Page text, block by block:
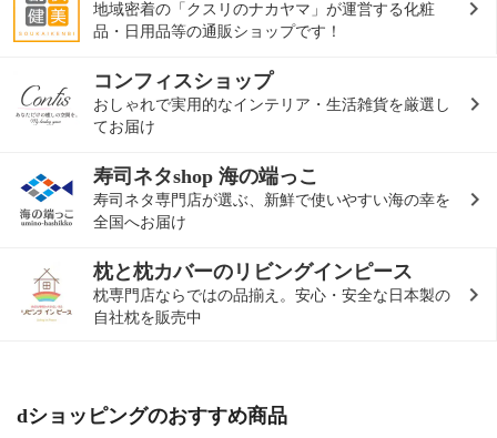
地域密着の「クスリのナカヤマ」が運営する化粧
品・日用品等の通販ショップです！
コンフィスショップ
おしゃれで実用的なインテリア・生活雑貨を厳選し
てお届け
寿司ネタshop 海の端っこ
寿司ネタ専門店が選ぶ、新鮮で使いやすい海の幸を
全国へお届け
枕と枕カバーのリビングインピース
枕専門店ならではの品揃え。安心・安全な日本製の
自社枕を販売中
dショッピングのおすすめ商品